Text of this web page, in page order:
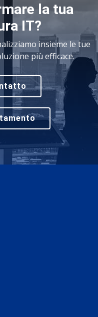
la tua
IT?
insieme le tue
più efficace.